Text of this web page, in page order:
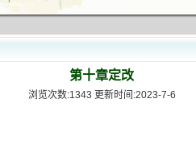
第十章定改
浏览次数:1343 更新时间:2023-7-6